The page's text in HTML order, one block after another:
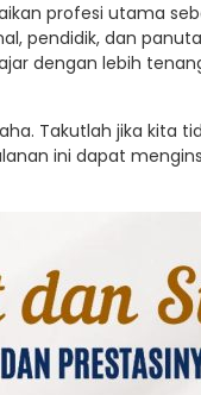
profesi utama
pendidik, dan
dengan lebih
Takutlah jika kita
ini dapat